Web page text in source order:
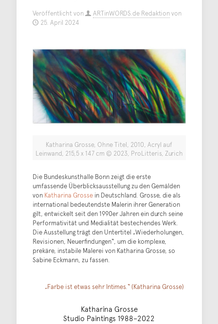
Veröffentlicht von ARTinWORDS.de Redaktionvon
25. April 2024
Katharina Grosse, Ohne Titel, 2010, Acryl auf
Leinwand, 215,5 x 147 cm © 2023, ProLitteris, Zurich
Die Bundeskunsthalle Bonn zeigt die erste
umfassende Überblicksausstellung zu den Gemälden
von Katharina Grossein Deutschland. Grosse, die als
international bedeutendste Malerin ihrer Generation
gilt, entwickelt seit den 1990er Jahren ein durch seine
Performativität und Medialität bestechendes Werk.
Die Ausstellung trägt den Untertitel „Wiederholungen,
Revisionen, Neuerfindungen“, um die komplexe,
prekäre, instabile Malerei von Katharina Grosse, so
Sabine Eckmann, zu fassen.
„Farbe ist etwas sehr Intimes.“ (Katharina Grosse)
Katharina Grosse
Studio Paintings 1988–2022